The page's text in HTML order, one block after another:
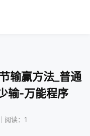
输赢方法_普通
输-万能程序
阅读：1